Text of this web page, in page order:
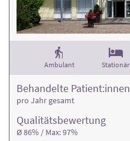
Ambulant Stationär
Qualitäts­bewertung
Ø 86% / Max: 97%
Behandelte Patient:innen
pro Jahr gesamt